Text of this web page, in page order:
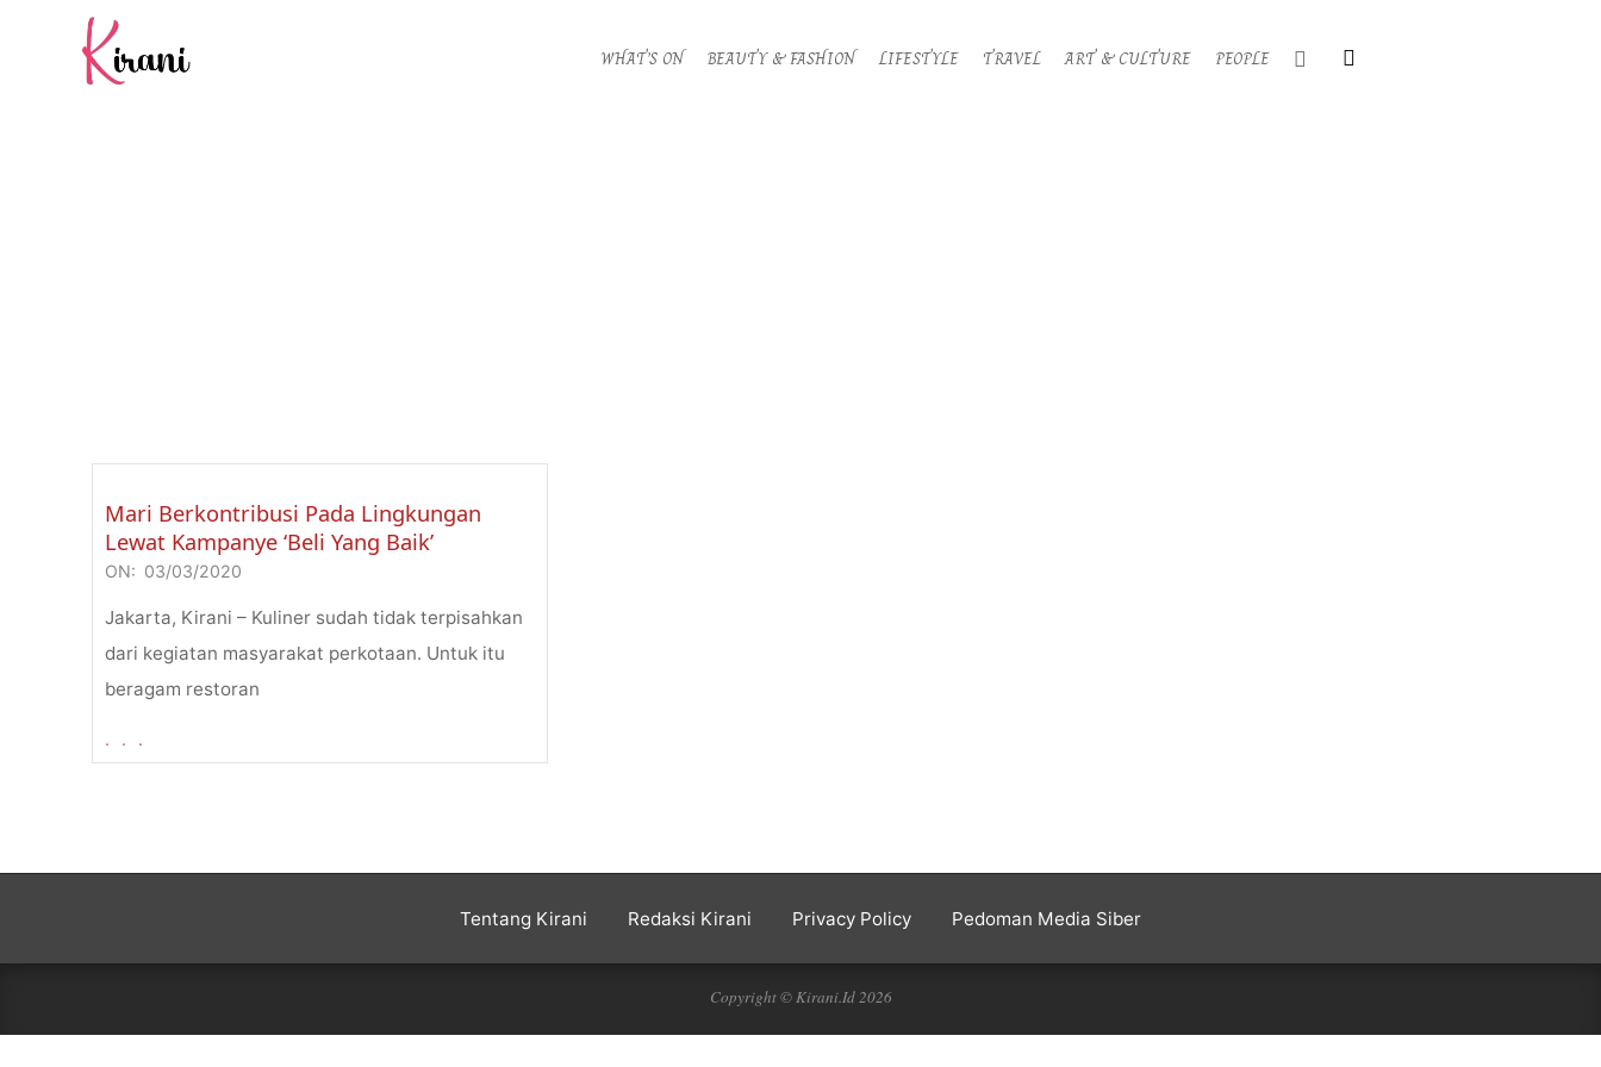
WHAT’S ON BEAUTY & FASHION LIFESTYLE TRAVEL ART & CULTURE PEOPLE Search
Mari Berkontribusi Pada Lingkungan
Lewat Kampanye ‘Beli Yang Baik’
2020-
03-
03
ON: 03/03/2020
Jakarta, Kirani – Kuliner sudah tidak terpisahkan
dari kegiatan masyarakat perkotaan. Untuk itu
beragam restoran
. . .
Tentang Kirani Redaksi Kirani Privacy Policy Pedoman Media Siber
Copyright © Kirani.Id 2026